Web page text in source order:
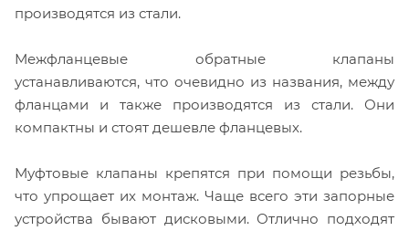
производятся из стали.
Межфланцевые обратные клапаны
устанавливаются, что очевидно из названия, между
фланцами и также производятся из стали. Они
компактны и стоят дешевле фланцевых.
Муфтовые клапаны крепятся при помощи резьбы,
что упрощает их монтаж. Чаще всего эти запорные
устройства бывают дисковыми. Отлично подходят